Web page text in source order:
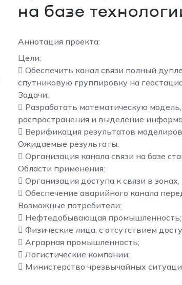
на базе
Аннотация проекта:
Цели:
 Обеспечить канал связи полный
спутниковую группировку на
Задачи:
 Разработать математическую
распространения и выделение
 Верификация результатов
Ожидаемые результаты:
 Организация канала связи на базе
Области применения:
 Организация доступа к связи в
 Обеспечение аварийного канала
Возможные потребители:
 Нефтедобывающая промышленность;
 Физические лица, с отсутствием
 Аграрная промышленность;
 Логистические компании;
 Министерство чрезвычайных